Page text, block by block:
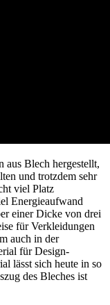
aus Blech hergestellt,
und trotzdem sehr
viel Platz
Energieaufwand
einer Dicke von drei
für Verkleidungen
auch in der
für Design-
lässt sich heute in so
des Bleches ist